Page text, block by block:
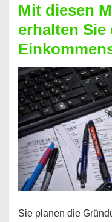
für
schnelle
Durchstarter
Mit diesen
erhalten
Sie planen die